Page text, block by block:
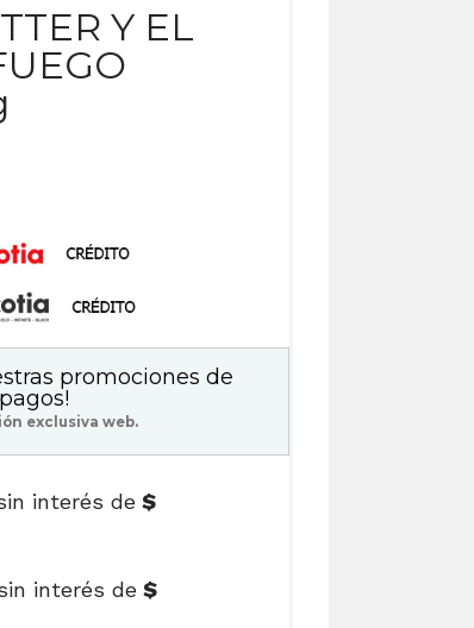
Y EL
promociones de
pagos!
exclusiva web.
interés de $
interés de $